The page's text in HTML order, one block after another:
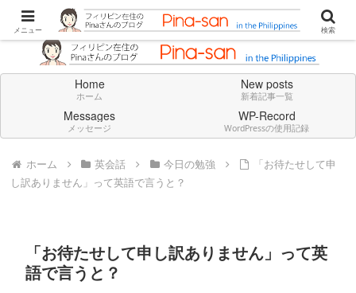
Don't think deeply. Feel always in English.
Home
ホーム
New posts
新着記事一覧
Messages
メッセージ
WP-Record
WordPressの使用記録
ホーム 英会話 今日の勉強
「お待たせして申
し訳ありません」って英語で言うと？
「お待たせして申し訳ありません」って英
語で言うと？
メニュー 検索